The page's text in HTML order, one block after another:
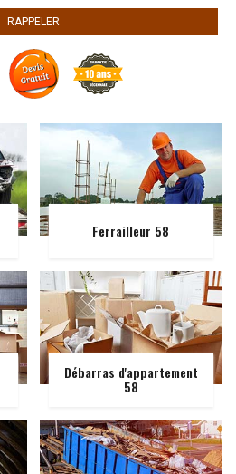
Ferrailleur 58
Débarras d'appartement
58